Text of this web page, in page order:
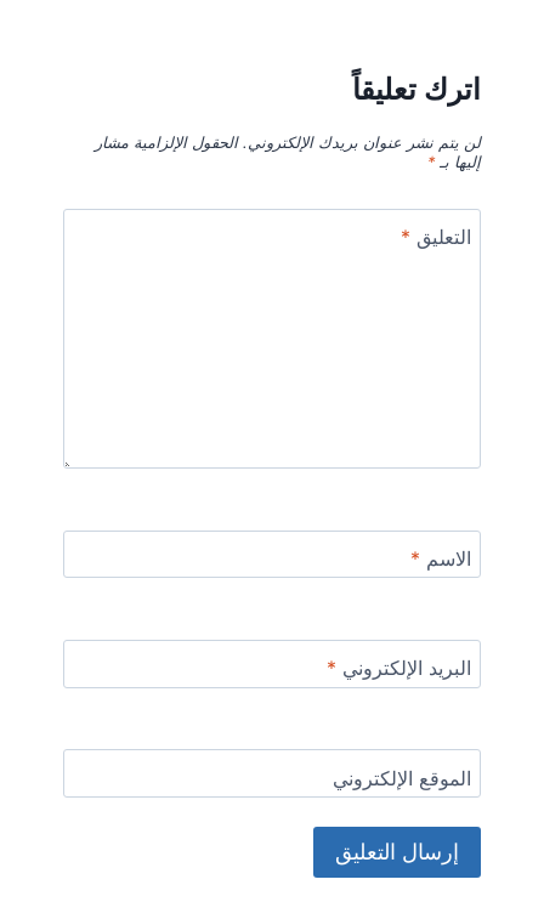
اترك تعليقاً
لن يتم نشر عنوان بريدك الإلكتروني. الحقول الإلزامية مشار
إليها بـ*
التعليق *
الاسم *
البريد الإلكتروني *
الموقع الإلكتروني